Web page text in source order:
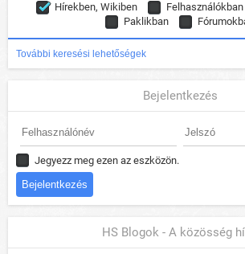
Hírekben, Wikiben Felhasználókban
Paklikban
További keresési lehetőségek
Bejelentkezés
Jegyezz meg ezen az eszközön.
HS Blogok - A közösség